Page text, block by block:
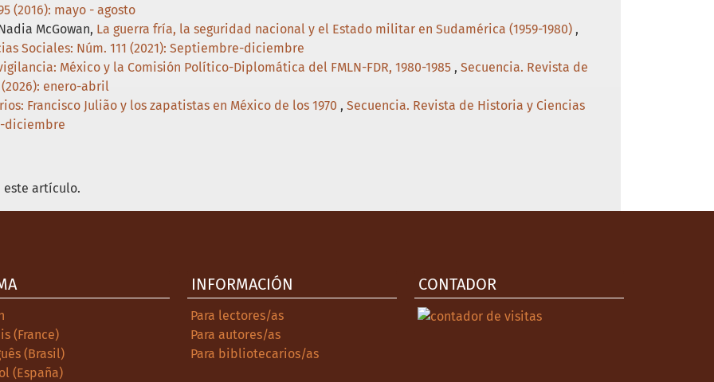
(2016): mayo - agosto
McGowan, La guerra fría, la seguridad nacional y el Estado militar en Sudamérica (1959-1980) ,
Sociales: Núm. 111 (2021): Septiembre-diciembre
México y la Comisión Político-Diplomática del FMLN-FDR, 1980-1985 , Secuencia. Revista de
enero-abril
Francisco Julião y los zapatistas en México de los 1970 , Secuencia. Revista de Historia y Ciencias
diciembre
este artículo.
(France)
(Brasil)
(España)
INFORMACIÓN
Para lectores/as
Para autores/as
Para bibliotecarios/as
CONTADOR